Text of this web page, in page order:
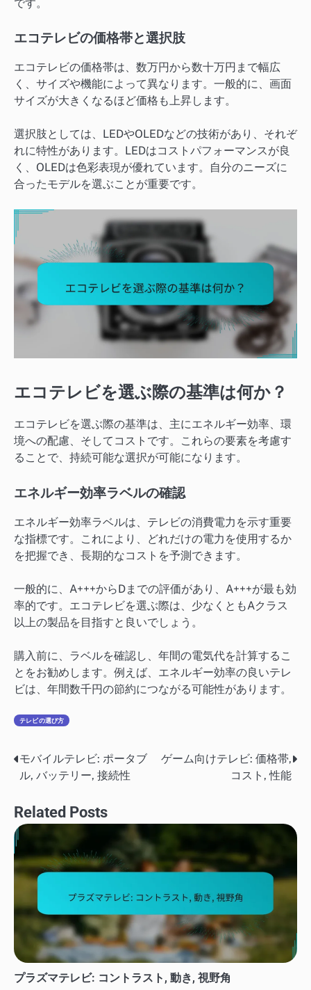
です。
エコテレビの価格帯と選択肢
エコテレビの価格帯は、数万円から数十万円まで幅広
く、サイズや機能によって異なります。一般的に、画面
サイズが大きくなるほど価格も上昇します。
選択肢としては、LEDやOLEDなどの技術があり、それぞ
れに特性があります。LEDはコストパフォーマンスが良
く、OLEDは色彩表現が優れています。自分のニーズに
合ったモデルを選ぶことが重要です。
エコテレビを選ぶ際の基準は何か？
エコテレビを選ぶ際の基準は、主にエネルギー効率、環
境への配慮、そしてコストです。これらの要素を考慮す
ることで、持続可能な選択が可能になります。
エネルギー効率ラベルの確認
エネルギー効率ラベルは、テレビの消費電力を示す重要
な指標です。これにより、どれだけの電力を使用するか
を把握でき、長期的なコストを予測できます。
一般的に、A+++からDまでの評価があり、A+++が最も効
率的です。エコテレビを選ぶ際は、少なくともAクラス
以上の製品を目指すと良いでしょう。
購入前に、ラベルを確認し、年間の電気代を計算するこ
とをお勧めします。例えば、エネルギー効率の良いテレ
ビは、年間数千円の節約につながる可能性があります。
テレビの選び方
Post
モバイルテレビ: ポータブ
ル, バッテリー, 接続性
ゲーム向けテレビ: 価格帯,
コスト, 性能
Related Posts
プラズマテレビ: コントラスト, 動き, 視野角